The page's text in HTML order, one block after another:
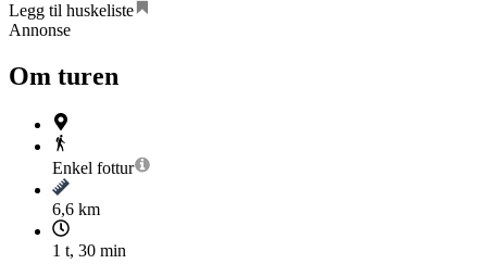
Legg til huskeliste
Annonse
Om turen
Enkel fottur
6,6 km
1 t, 30 min